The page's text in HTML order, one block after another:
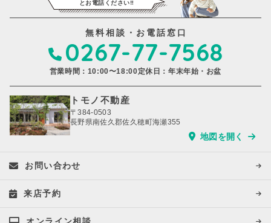
とお電話ください‼️
無料相談・お電話窓口
0267-77-7568
営業時間：10:00〜18:00定休日：年末年始・お盆
トモノ不動産
〒384-0503
長野県南佐久郡佐久穂町海瀬355
地図を開く
お問い合わせ
来店予約